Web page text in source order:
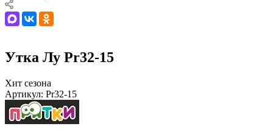
Утка Лу Pr32-15
Хит сезона
Артикул: Pr32-15